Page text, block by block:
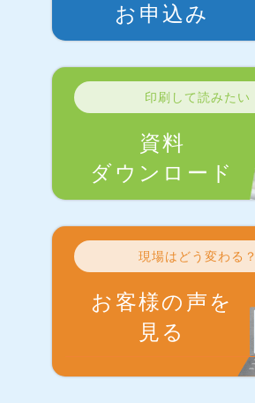
お申込み
印刷して読みたい
資料
ダウンロード
現場はどう変わる？
お客様の声を
見る